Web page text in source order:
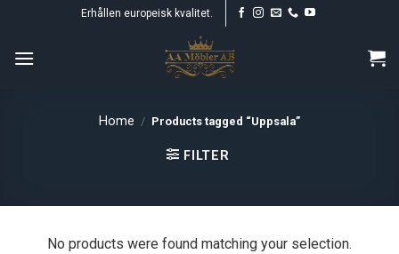
content
Erhållen europeisk kvalitet.
Home / Products tagged “Uppsala”
FILTER
No products were found matching your selection.